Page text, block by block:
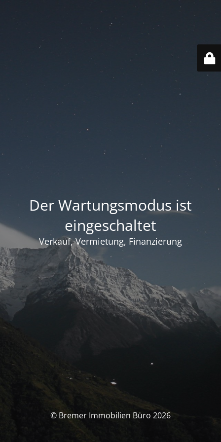
Der Wartungsmodus ist
eingeschaltet
Verkauf, Vermietung, Finanzierung
© Bremer Immobilien Büro 2026